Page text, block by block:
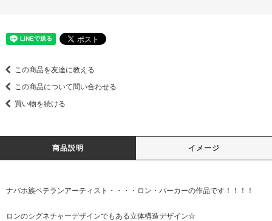
この商品を友達に教える
この商品について問い合わせる
買い物を続ける
商品説明 イメージ
ナバホ族ベテランアーティスト・・・・ロン・パーカーの作品です！！！！
ロンのシグネチャーデザインでもある立体構造デザイン☆